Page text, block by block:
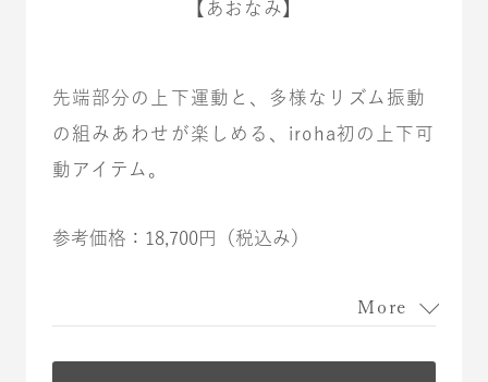
【あおなみ】
先端部分の上下運動と、多様なリズム振動
の組みあわせが楽しめる、iroha初の上下可
動アイテム。
参考価格：18,700円（税込み）
More